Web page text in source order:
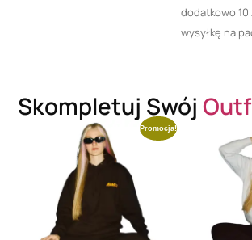
dodatkowo 10
wysyłkę na
Skompletuj Swój
Promocja!